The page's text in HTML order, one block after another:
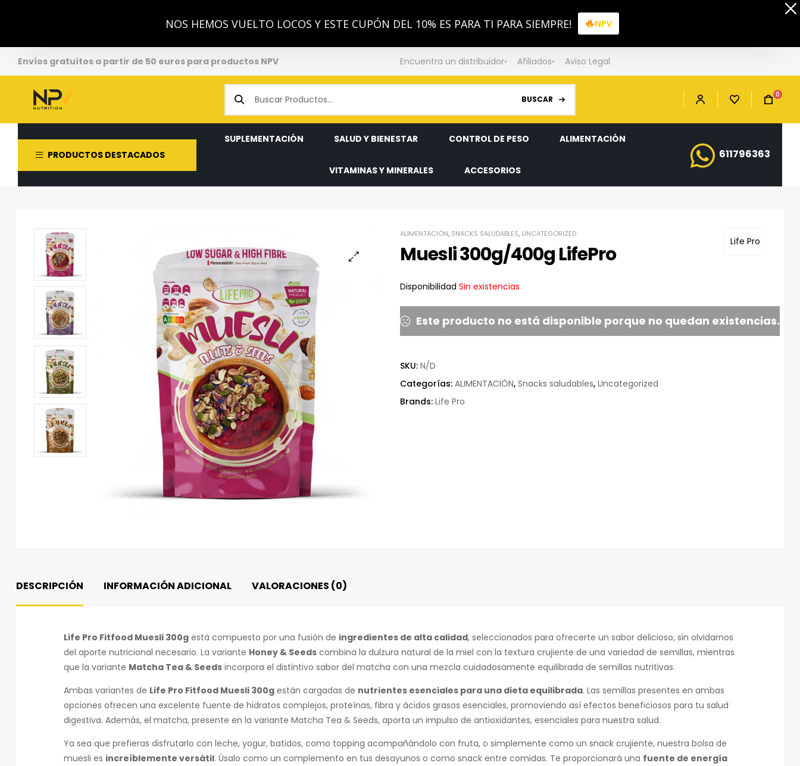
NOS HEMOS VUELTO LOCOS Y ESTE CUPÓN DEL 10% ES PARA TI PARA SIEMPRE! NPV
Envíos gratuítos a partir de 50 euros para productos NPV Encuentra un distribuidor Afiliados Aviso Legal
BUSCAR 0
PRODUCTOS DESTACADOS
SUPLEMENTACIÓN SALUD Y BIENESTAR CONTROL DE PESO ALIMENTACIÓN
VITAMINAS Y MINERALES ACCESORIOS
611796363
Life Pro
ALIMENTACIÓN, SNACKS SALUDABLES, UNCATEGORIZED
Muesli 300g/400g LifePro
Disponibilidad Sin existencias
Este producto no está disponible porque no quedan existencias.
SKU: N/D
Categorías: ALIMENTACIÓN, Snacks saludables, Uncategorized
Brands: Life Pro
DESCRIPCIÓN INFORMACIÓN ADICIONAL VALORACIONES (0)
Life Pro Fitfood Muesli 300g está compuesto por una fusión de ingredientes de alta calidad, seleccionados para ofrecerte un sabor delicioso, sin olvidarnos
del aporte nutricional necesario. La variante Honey & Seeds combina la dulzura natural de la miel con la textura crujiente de una variedad de semillas, mientras
que la variante Matcha Tea & Seeds incorpora el distintivo sabor del matcha con una mezcla cuidadosamente equilibrada de semillas nutritivas.
Ambas variantes de Life Pro Fitfood Muesli 300g están cargadas de nutrientes esenciales para una dieta equilibrada. Las semillas presentes en ambas
opciones ofrecen una excelente fuente de hidratos complejos, proteínas, fibra y ácidos grasos esenciales, promoviendo así efectos beneficiosos para tu salud
digestiva. Además, el matcha, presente en la variante Matcha Tea & Seeds, aporta un impulso de antioxidantes, esenciales para nuestra salud.
Ya sea que prefieras disfrutarlo con leche, yogur, batidos, como topping acompañándolo con fruta, o simplemente como un snack crujiente, nuestra bolsa de
muesli es increíblemente versátil. Úsalo como un complemento en tus desayunos o como snack entre comidas. Te proporcionará una fuente de energía